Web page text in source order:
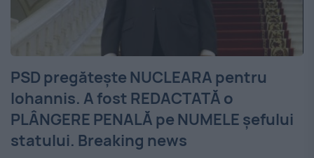
PSD pregătește NUCLEARA pentru
Iohannis. A fost REDACTATĂ o
PLÂNGERE PENALĂ pe NUMELE șefului
statului. Breaking news